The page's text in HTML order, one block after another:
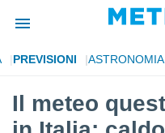
di
PREVISIONI ASTRONOMIA
Il meteo